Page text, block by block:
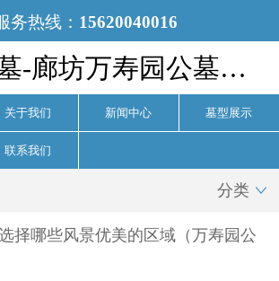
务热线： 15620040016
万寿园公墓-廊坊万寿园公墓官网
关于我们 新闻中心 墓型展示
联系我们
分类 
择哪些风景优美的区域（万寿园公